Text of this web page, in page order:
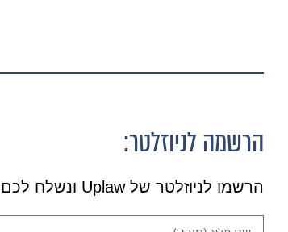
הרשמה לניוזלטר:
הרשמו לניוזלטר של Uplaw ונשלח לכם מאמרים מרתקים.